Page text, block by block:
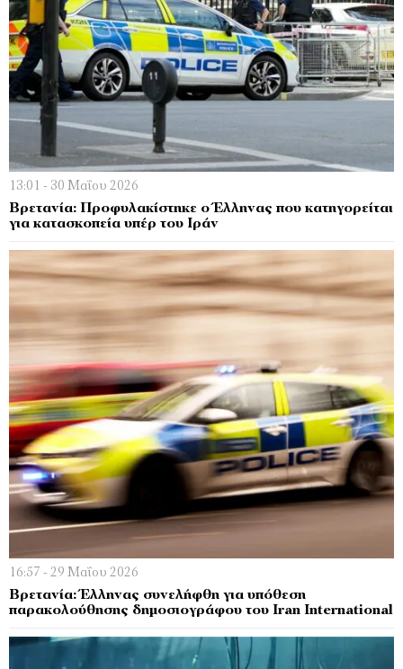
13:01 - 30 Μαΐου 2026
Βρετανία: Προφυλακίστηκε ο Έλληνας που κατηγορείται
για κατασκοπεία υπέρ του Ιράν
16:57 - 29 Μαΐου 2026
Βρετανία: Έλληνας συνελήφθη για υπόθεση
παρακολούθησης δημοσιογράφου του Iran International